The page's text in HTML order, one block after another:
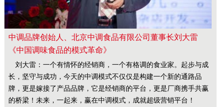
中调品牌创始人、北京中调食品有限公司董事长刘大雷
《中国调味食品的模式革命》
刘大雷：一个有情怀的经销商，一个有格调的食业家。起步与成
长，坚守与成功，今天的中调模式不仅仅是构建一个新的通路品
牌，更是嫁接了产品品牌，它是经销商的平台，更是厂商携手共赢
的桥梁！未来，一起来，赢在中调模式，成就超级营销平台！